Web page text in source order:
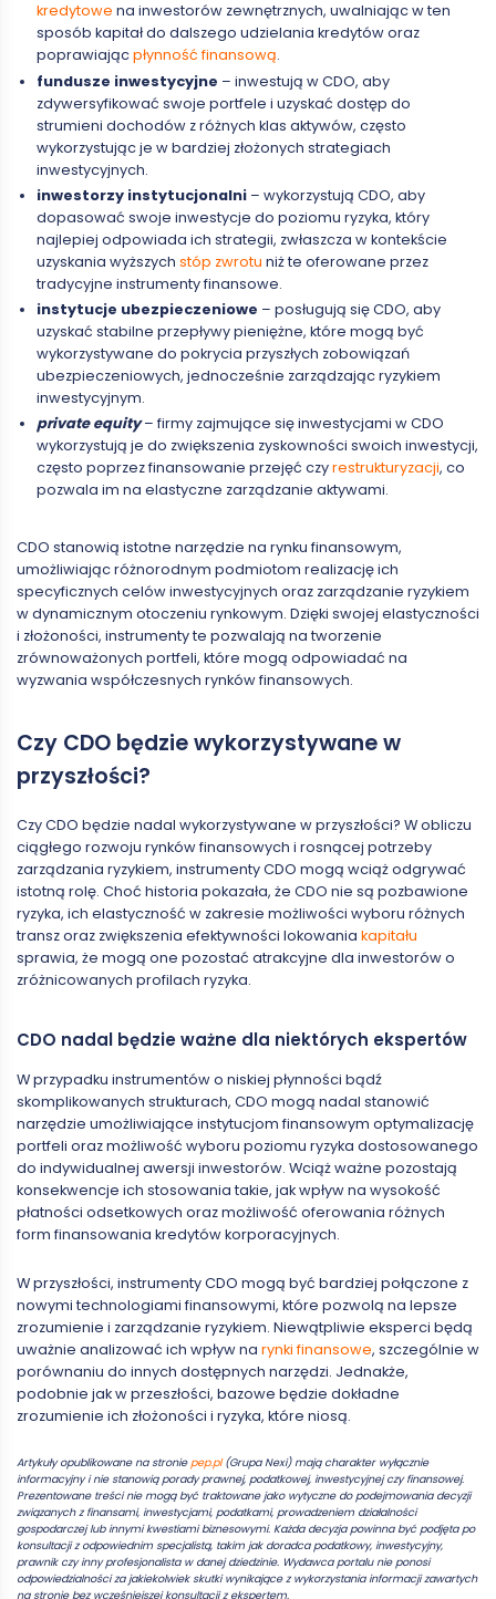
kredytowe na inwestorów zewnętrznych, uwalniając w ten
sposób kapitał do dalszego udzielania kredytów oraz
poprawiającpłynność finansową.
fundusze inwestycyjne – inwestują w CDO, aby
zdywersyfikować swoje portfele i uzyskać dostęp do
strumieni dochodów z różnych klas aktywów, często
wykorzystując je w bardziej złożonych strategiach
inwestycyjnych.
inwestorzy instytucjonalni– wykorzystują CDO, aby
dopasować swoje inwestycje do poziomu ryzyka, który
najlepiej odpowiada ich strategii, zwłaszcza w kontekście
uzyskania wyższych stóp zwrotu niż te oferowane przez
tradycyjne instrumenty finansowe.
instytucje ubezpieczeniowe – posługują się CDO, aby
uzyskać stabilne przepływy pieniężne, które mogą być
wykorzystywane do pokrycia przyszłych zobowiązań
ubezpieczeniowych, jednocześnie zarządzając ryzykiem
inwestycyjnym.
private equity– firmy zajmujące się inwestycjami w CDO
wykorzystują je do zwiększenia zyskowności swoich inwestycji,
często poprzez finansowanie przejęć czyrestrukturyzacji, co
pozwala im na elastyczne zarządzanie aktywami.
CDO stanowią istotne narzędzie na rynku finansowym,
umożliwiając różnorodnym podmiotom realizację ich
specyficznych celów inwestycyjnych oraz zarządzanie ryzykiem
w dynamicznym otoczeniu rynkowym. Dzięki swojej elastyczności
i złożoności, instrumenty te pozwalają na tworzenie
zrównoważonych portfeli, które mogą odpowiadać na
wyzwania współczesnych rynków finansowych.
Czy CDO będzie wykorzystywane w
przyszłości?
Czy CDO będzie nadal wykorzystywane w przyszłości? W obliczu
ciągłego rozwoju rynków finansowych i rosnącej potrzeby
zarządzania ryzykiem, instrumenty CDO mogą wciąż odgrywać
istotną rolę. Choć historia pokazała, że CDO nie są pozbawione
ryzyka, ich elastyczność w zakresie możliwości wyboru różnych
transz oraz zwiększenia efektywności lokowania kapitału
sprawia, że mogą one pozostać atrakcyjne dla inwestorów o
zróżnicowanych profilach ryzyka.
CDO nadal będzie ważne dla niektórych ekspertów
W przypadku instrumentów o niskiej płynności bądź
skomplikowanych strukturach, CDO mogą nadal stanowić
narzędzie umożliwiające instytucjom finansowym optymalizację
portfeli oraz możliwość wyboru poziomu ryzyka dostosowanego
do indywidualnej awersji inwestorów. Wciąż ważne pozostają
konsekwencje ich stosowania takie, jak wpływ na wysokość
płatności odsetkowych oraz możliwość oferowania różnych
form finansowania kredytów korporacyjnych.
W przyszłości, instrumenty CDO mogą być bardziej połączone z
nowymi technologiami finansowymi, które pozwolą na lepsze
zrozumienie i zarządzanie ryzykiem. Niewątpliwie eksperci będą
uważnie analizować ich wpływ na rynki finansowe, szczególnie w
porównaniu do innych dostępnych narzędzi. Jednakże,
podobnie jak w przeszłości, bazowe będzie dokładne
zrozumienie ich złożoności i ryzyka, które niosą.
Artykuły opublikowane na stroniepep.pl(Grupa Nexi) mają charakter wyłącznie
informacyjny i nie stanowią porady prawnej, podatkowej, inwestycyjnej czy finansowej.
Prezentowane treści nie mogą być traktowane jako wytyczne do podejmowania decyzji
związanych z finansami, inwestycjami, podatkami, prowadzeniem działalności
gospodarczej lub innymi kwestiami biznesowymi. Każda decyzja powinna być podjęta po
konsultacji z odpowiednim specjalistą, takim jak doradca podatkowy, inwestycyjny,
prawnik czy inny profesjonalista w danej dziedzinie. Wydawca portalu nie ponosi
odpowiedzialności za jakiekolwiek skutki wynikające z wykorzystania informacji zawartych
na stronie bez wcześniejszej konsultacji z ekspertem.